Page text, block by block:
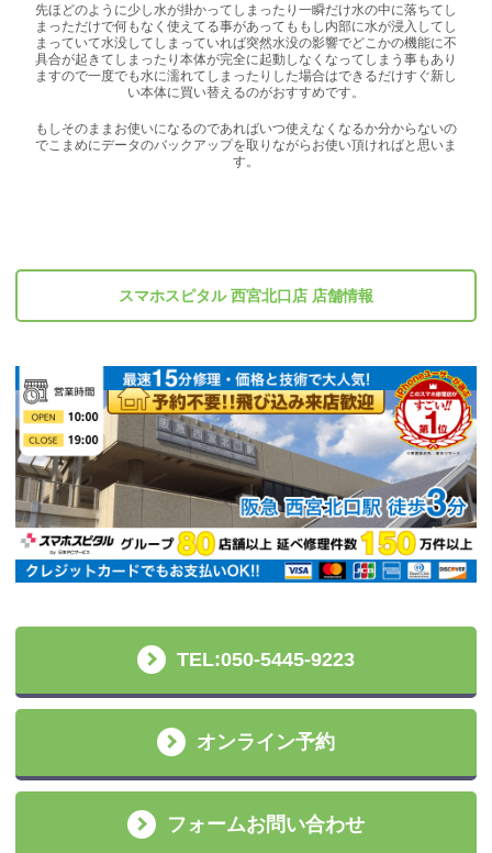
先ほどのように少し水が掛かってしまったり一瞬だけ水の中に落ちてし
まっただけで何もなく使えてる事があってももし内部に水が浸入してし
まっていて水没してしまっていれば突然水没の影響でどこかの機能に不
具合が起きてしまったり本体が完全に起動しなくなってしまう事もあり
ますので一度でも水に濡れてしまったりした場合はできるだけすぐ新し
い本体に買い替えるのがおすすめです。
もしそのままお使いになるのであればいつ使えなくなるか分からないの
でこまめにデータのバックアップを取りながらお使い頂ければと思いま
す。
スマホスピタル 西宮北口店 店舗情報
TEL:050-5445-9223
オンライン予約
フォームお問い合わせ